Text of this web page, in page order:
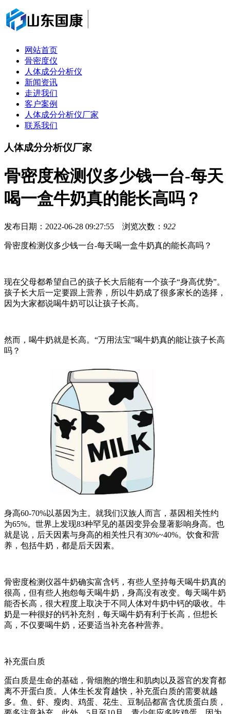
网站首页
骨密度仪
人体成分分析仪
新闻资讯
走进我们
客户案例
人体成分分析仪厂家
联系我们
人体成分分析仪厂家
骨密度检测仪多少钱一台-每天
喝一盒牛奶真的能长高吗？
发布日期：2022-06-28 09:27:55 浏览次数： 922
骨密度检测仪多少钱一台-每天喝一盒牛奶真的能长高吗？
现在父母都希望自己的孩子长大后能有一个孩子“身高优势”。
孩子长大后一定要跟上营养，所以牛奶成了很多家长的选择，
因为大家都说喝牛奶可以让孩子长高。
然而，喝牛奶就是长高。“万用法宝”喝牛奶真的能让孩子长高
吗？
身高60-70%以基因为主。就我们汉族人而言，基因相关性约
为65%。世界上发现83种罕见的基因变异会显著影响身高。也
就是说，后天因素与身高的相关性只有30%~40%。饮食和营
养，包括牛奶，都是后天因素。
骨密度检测仪器牛奶确实富含钙，有些人坚持每天喝牛奶真的
很高，但有些人抱怨每天喝牛奶，身高没有改变。每天喝牛奶
能否长高，很大程度上取决于不同人体对牛奶中钙的吸收。牛
奶是一种很好的钙补充剂，每天喝牛奶有利于长高，但想长
高，不仅要喝牛奶，还要适当补充各种营养。
补充蛋白质
蛋白质是生命的基础，骨细胞的增生和肌肉以及器官的发育都
离不开蛋白质。人体生长发育越快，补充蛋白质的需要就越
多。鱼、虾、瘦肉、鸡蛋、花生、豆制品都富含优质蛋白质，